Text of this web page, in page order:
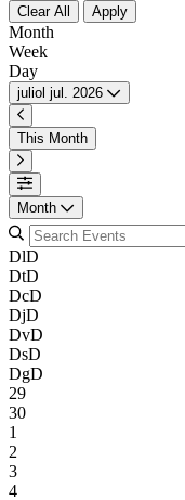
Clear All Apply
Month
Week
Day
juliol jul. 2026
This Month
Month
DlD
DtD
DcD
DjD
DvD
DsD
DgD
29
30
1
2
3
4